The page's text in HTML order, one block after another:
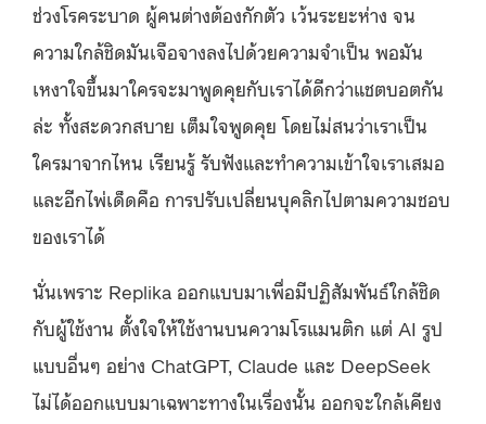
ช่วงโรคระบาด ผู้คนต่างต้องกักตัว เว้นระยะห่าง จน
ความใกล้ชิดมันเจือจางลงไปด้วยความจำเป็น พอมัน
เหงาใจขึ้นมาใครจะมาพูดคุยกับเราได้ดีกว่าแชตบอตกัน
ล่ะ ทั้งสะดวกสบาย เต็มใจพูดคุย โดยไม่สนว่าเราเป็น
ใครมาจากไหน เรียนรู้ รับฟังและทำความเข้าใจเราเสมอ
และอีกไพ่เด็ดคือ การปรับเปลี่ยนบุคลิกไปตามความชอบ
ของเราได้
นั่นเพราะ Replika ออกแบบมาเพื่อมีปฏิสัมพันธ์ใกล้ชิด
กับผู้ใช้งาน ตั้งใจให้ใช้งานบนความโรแมนติก แต่ AI รูป
แบบอื่นๆ อย่าง ChatGPT, Claude และ DeepSeek
ไม่ได้ออกแบบมาเฉพาะทางในเรื่องนั้น ออกจะใกล้เคียง